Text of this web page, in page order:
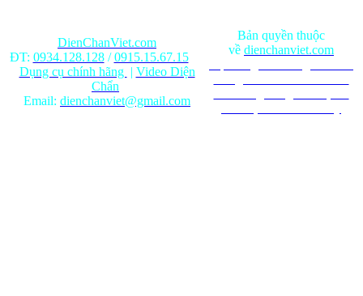
DienChanViet.com
ĐT: 0934.128.128/0915.15.67.15
Dụng cụ chính hãng | Video Diện
Chẩn
Email: dienchanviet@gmail.com
Bản quyền thuộc
về dienchanviet.com